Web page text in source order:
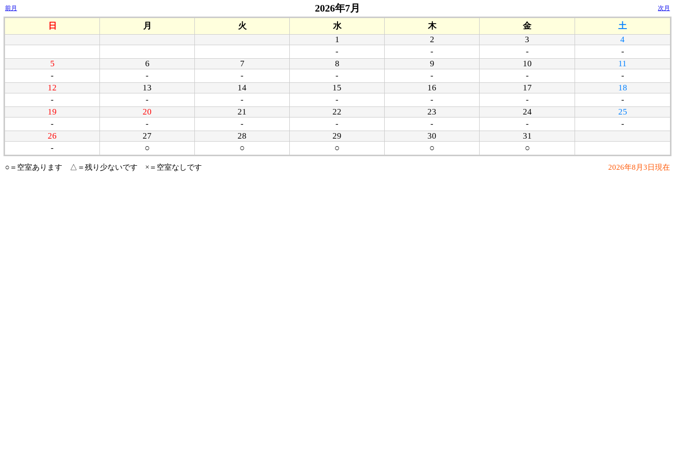
前月 2026年7月 次月
日 月 火 水 木 金
土
1
-
2
-
3
-
4
-
5
-
6
-
7
-
8
-
9
-
10
-
11
-
12
-
13
-
14
-
15
-
16
-
17
-
18
-
19
-
20
-
21
-
22
-
23
-
24
-
25
-
26
-
27
○
28
○
29
○
30
○
31
○
○＝空室あります △＝残り少ないです ×＝空室なしです 2026年8月3日現在